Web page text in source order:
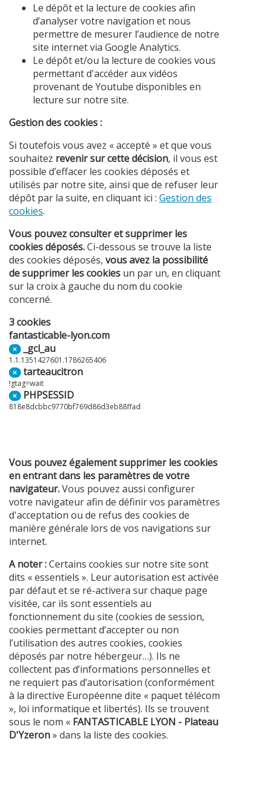
Le dépôt et la lecture de cookies afin
d’analyser votre navigation et nous
permettre de mesurer l’audience de notre
site internet via Google Analytics.
Le dépôt et/ou la lecture de cookies vous
permettant d'accéder aux vidéos
provenant de Youtube disponibles en
lecture sur notre site.
Gestion des cookies :
Si toutefois vous avez « accepté » et que vous
souhaitez revenir sur cette décision, il vous est
possible d’effacer les cookies déposés et
utilisés par notre site, ainsi que de refuser leur
dépôt par la suite, en cliquant ici : Gestion des
cookies.
Vous pouvez consulter et supprimer les
cookies déposés.Ci-dessous se trouve la liste
des cookies déposés, vous avez la possibilité
de supprimer les cookies un par un, en cliquant
sur la croix à gauche du nom du cookie
concerné.
3 cookies
fantasticable-lyon.com
× _gcl_au
1.1.1351427601.1786265406
× tarteaucitron
!gtag=wait
× PHPSESSID
818e8dcbbc9770bf769d86d3eb88ffad
Vous pouvez également supprimer les cookies
en entrant dans les paramètres de votre
navigateur.Vous pouvez aussi configurer
votre navigateur afin de définir vos paramètres
d'acceptation ou de refus des cookies de
manière générale lors de vos navigations sur
internet.
A noter :Certains cookies sur notre site sont
dits « essentiels ». Leur autorisation est activée
par défaut et se ré-activera sur chaque page
visitée, car ils sont essentiels au
fonctionnement du site (cookies de session,
cookies permettant d’accepter ou non
l’utilisation des autres cookies, cookies
déposés par notre hébergeur…). Ils ne
collectent pas d’informations personnelles et
ne requiert pas d’autorisation (conformément
à la directive Européenne dite « paquet télécom
», loi informatique et libertés). Ils se trouvent
sous le nom « FANTASTICABLE LYON - Plateau
D'Yzeron» dans la liste des cookies.